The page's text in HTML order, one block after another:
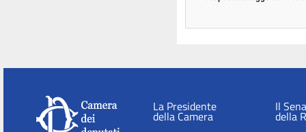
La Presidente
della Camera
Il
della